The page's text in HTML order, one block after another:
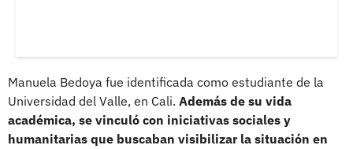
Manuela Bedoya fue identificada como estudiante de la
Universidad del Valle, en Cali. Además de su vida
académica, se vinculó con iniciativas sociales y
humanitarias que buscaban visibilizar la situación en